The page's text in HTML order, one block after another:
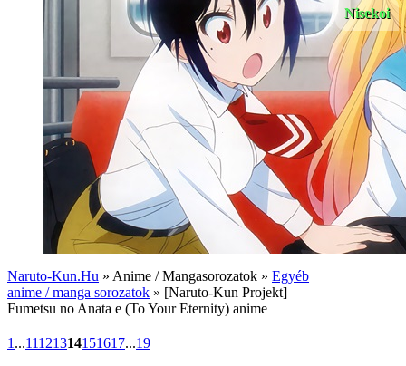
Nisekoi
Naruto-Kun.Hu » Anime / Mangasorozatok » Egyéb
anime / manga sorozatok » [Naruto-Kun Projekt]
Fumetsu no Anata e (To Your Eternity) anime
1 ...11121314151617...19